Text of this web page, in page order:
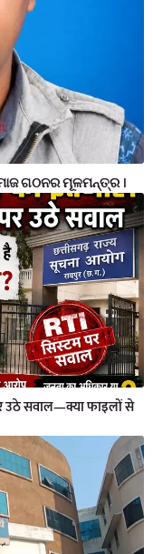
ଗଠନର ମୂଳମନ୍ତ୍ର ।
उठे सवाल—क्या फाइलों से